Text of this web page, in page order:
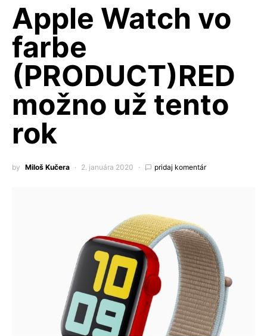
Apple Watch vo
farbe
(PRODUCT)RED
možno už tento
rok
by Miloš Kučera 2. januára 2020 pridaj komentár